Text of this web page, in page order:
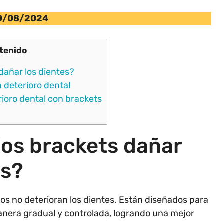
08/2024
los dientes?
deterioro dental
dental con brackets
brackets dañar
no deterioran los dientes. Están diseñados para
gradual y controlada, logrando una mejor